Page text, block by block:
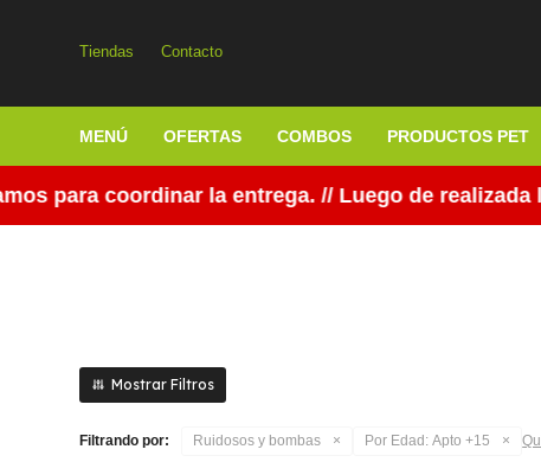
MENÚ OFERTAS COMBOS PRODUCTOS PET
Tiendas Contacto
para coordinar la entrega. // Luego de realizada
Filtrando por: Ruidosos y bombas Por Edad: Apto +15